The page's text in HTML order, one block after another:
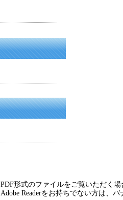
PDF形式のファイルをご覧いただく場
Adobe Readerをお持ちでない方は、